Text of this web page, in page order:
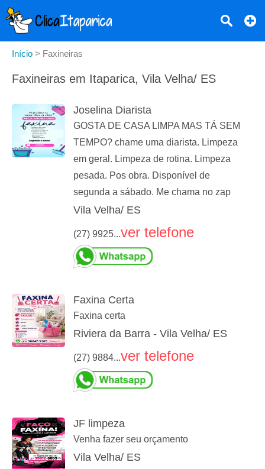
Início > Faxineiras
Faxineiras em Itaparica, Vila Velha/ ES
Joselina Diarista
GOSTA DE CASA LIMPA MAS TÁ SEM
TEMPO? chame uma diarista. Limpeza
em geral. Limpeza de rotina. Limpeza
pesada. Pos obra. Disponível de
segunda a sábado. Me chama no zap
Vila Velha/ ES
(27) 9925...ver telefone
Faxina Certa
Faxina certa
Riviera da Barra - Vila Velha/ ES
(27) 9884...ver telefone
JF limpeza
Venha fazer seu orçamento
Vila Velha/ ES